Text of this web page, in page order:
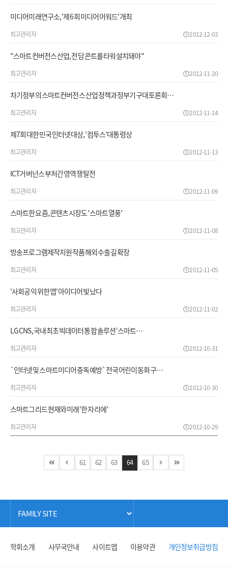
미디어미래연구소, '제 6회 미디어 어워드' 개최
최고관리자 2012-12-03
"스마트컨버전스 산업, 전담 콘트롤 타워 설치돼야"
최고관리자 2012-11-20
차기정부의 스마트컨버전스 산업 정책과 정부기구 대토론회…
최고관리자 2012-11-14
제7회 대한민국 인터넷 대상, ‘컴투스’대통령상
최고관리자 2012-11-13
ICT거버넌스 부처간 영역 쟁탈전
최고관리자 2012-11-09
스마트한 요즘, 콘텐츠 시장도 '스마트 열풍'
최고관리자 2012-11-08
방송프로그램제작지원작품 해외 수출 길 확장
최고관리자 2012-11-05
'사회공익 위한 앱' 아이디어 빛났다
최고관리자 2012-11-02
LG CNS, 국내 최초 빅데이터 통합 솔루션 ‘스마트…
최고관리자 2012-10-31
`인터넷 및 스마트미디어 중독예방` 전국 어린이 동화구…
최고관리자 2012-10-30
스마트그리드 현재와 미래 ‘한 자리에’
최고관리자 2012-10-29
61 62 63 64 65
학회소개 사무국안내 사이트맵 이용약관 개인정보취급방침